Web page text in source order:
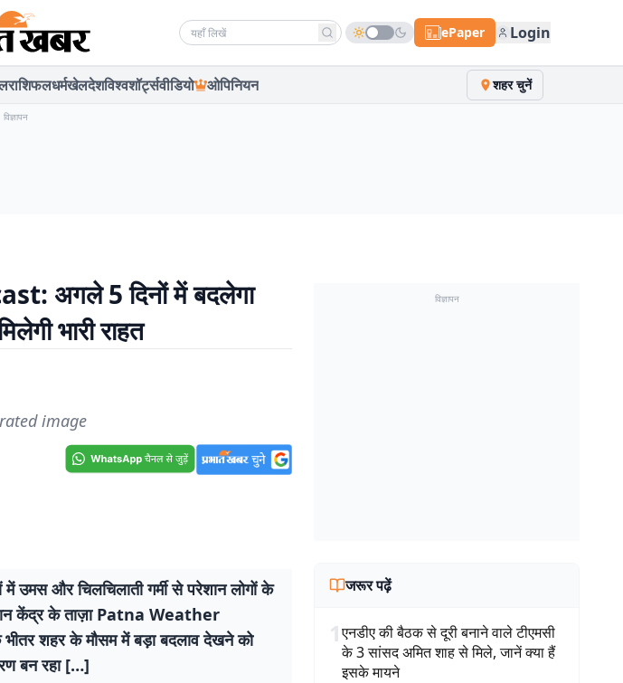
Search news ePaper Login
राशिफलधर्मखेलदेशविश्वशॉर्ट्सवीडियो ओपिनियन शहर चुनें
विज्ञापन
अगले 5 दिनों में बदलेगा
भारी राहत
image
और चिलचिलाती गर्मी से परेशान लोगों के
केंद्र के ताज़ा Patna Weather
शहर के मौसम में बड़ा बदलाव देखने को
बन रहा […]
विज्ञापन
जरूर पढ़ें
1एनडीए की बैठक से दूरी बनाने वाले टीएमसी
के 3 सांसद अमित शाह से मिले, जानें क्या हैं
इसके मायने